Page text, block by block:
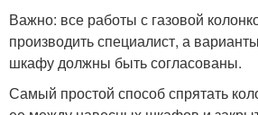
Важно: все работы с газовой
производить специалист, а
шкафу должны быть согласованы.
Самый простой способ спрятать